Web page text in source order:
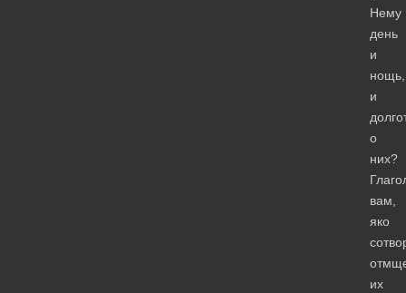
Нему
день
и
нощь,
и
о
них?
вам,
яко
их